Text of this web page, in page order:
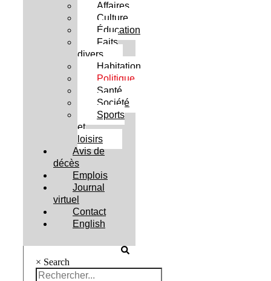
Affaires
Culture
Éducation
Faits
divers
Habitation
Politique
Santé
Société
Sports
et
loisirs
Avis de
décès
Emplois
Journal
virtuel
Contact
English
× Search